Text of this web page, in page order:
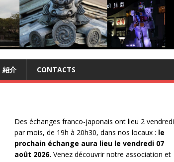
紹介 CONTACTS
Des échanges franco-japonais ont lieu 2 vendredi
par mois, de 19h à 20h30, dans nos locaux : le
prochain échange aura lieu le vendredi 07
août 2026. Venez découvrir notre association et